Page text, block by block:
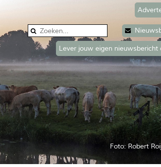
Lever jouw eigen nieuwsbericht
Foto: Robert